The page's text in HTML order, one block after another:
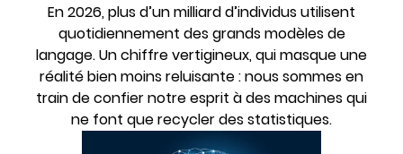
En 2026, plus d’un milliard d’individus utilisent
quotidiennement des grands modèles de
langage. Un chiffre vertigineux, qui masque une
réalité bien moins reluisante : nous sommes en
train de confier notre esprit à des machines qui
ne font que recycler des statistiques.